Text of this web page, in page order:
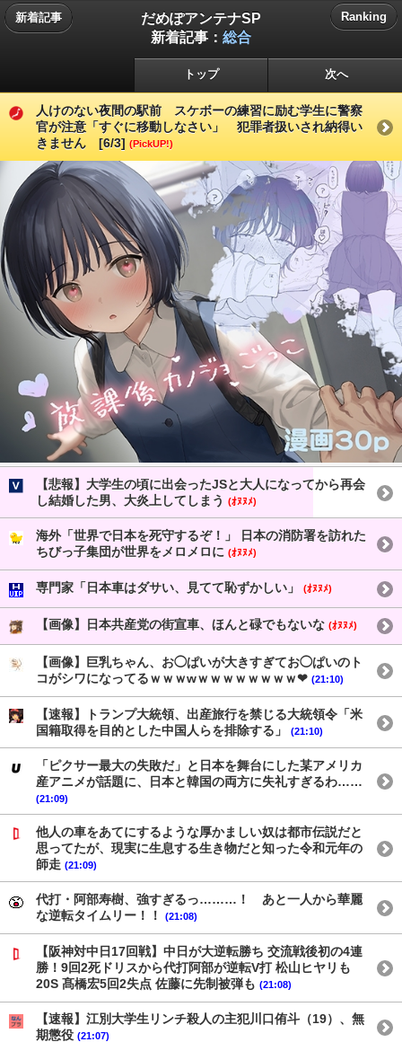
新着記事
だめぽアンテナSP
新着記事： 総合
Ranking
トップ 次へ
人けのない夜間の駅前 スケボーの練習に励む学生に警察
官が注意「すぐに移動しなさい」 犯罪者扱いされ納得い
きません [6/3] (PickUP!)
【悲報】大学生の頃に出会ったJSと大人になってから再会
し結婚した男、大炎上してしまう (ｵﾇﾇﾒ)
海外「世界で日本を死守するぞ！」 日本の消防署を訪れた
ちびっ子集団が世界をメロメロに (ｵﾇﾇﾒ)
専門家「日本車はダサい、見てて恥ずかしい」 (ｵﾇﾇﾒ)
【画像】日本共産党の街宣車、ほんと碌でもないな (ｵﾇﾇﾒ)
【画像】巨乳ちゃん、お◯ぱいが大きすぎてお◯ぱいのト
コがシワになってるｗｗｗwｗｗｗｗｗｗｗｗ❤ (21:10)
【速報】トランプ大統領、出産旅行を禁じる大統領令「米
国籍取得を目的とした中国人らを排除する」
(21:10)
「ピクサー最大の失敗だ」と日本を舞台にした某アメリカ
産アニメが話題に、日本と韓国の両方に失礼すぎるわ……
(21:09)
他人の車をあてにするような厚かましい奴は都市伝説だと
思ってたが、現実に生息する生き物だと知った令和元年の
師走 (21:09)
代打・阿部寿樹、強すぎるっ………！ あと一人から華麗
な逆転タイムリー！！
(21:08)
【阪神対中日17回戦】中日が大逆転勝ち 交流戦後初の4連
勝！9回2死ドリスから代打阿部が逆転V打 松山ヒヤリも
20S 髙橋宏5回2失点 佐藤に先制被弾も (21:08)
【速報】江別大学生リンチ殺人の主犯川口侑斗（19）、無
期懲役 (21:07)